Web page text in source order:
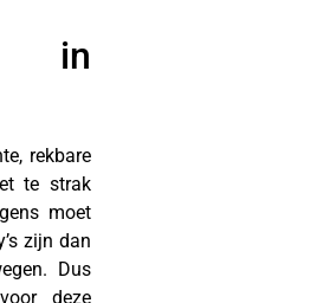
in
rekbare
te strak
moet
zijn dan
Dus
deze